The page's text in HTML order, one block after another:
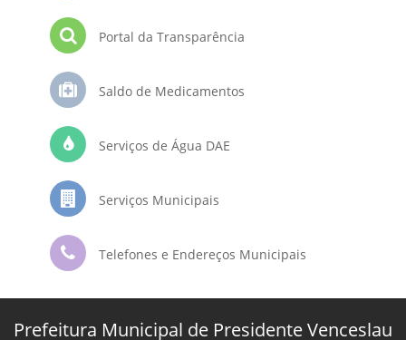
Portal da Transparência
Saldo de Medicamentos
Serviços de Água DAE
Serviços Municipais
Telefones e Endereços Municipais
Prefeitura Municipal de Presidente Venceslau